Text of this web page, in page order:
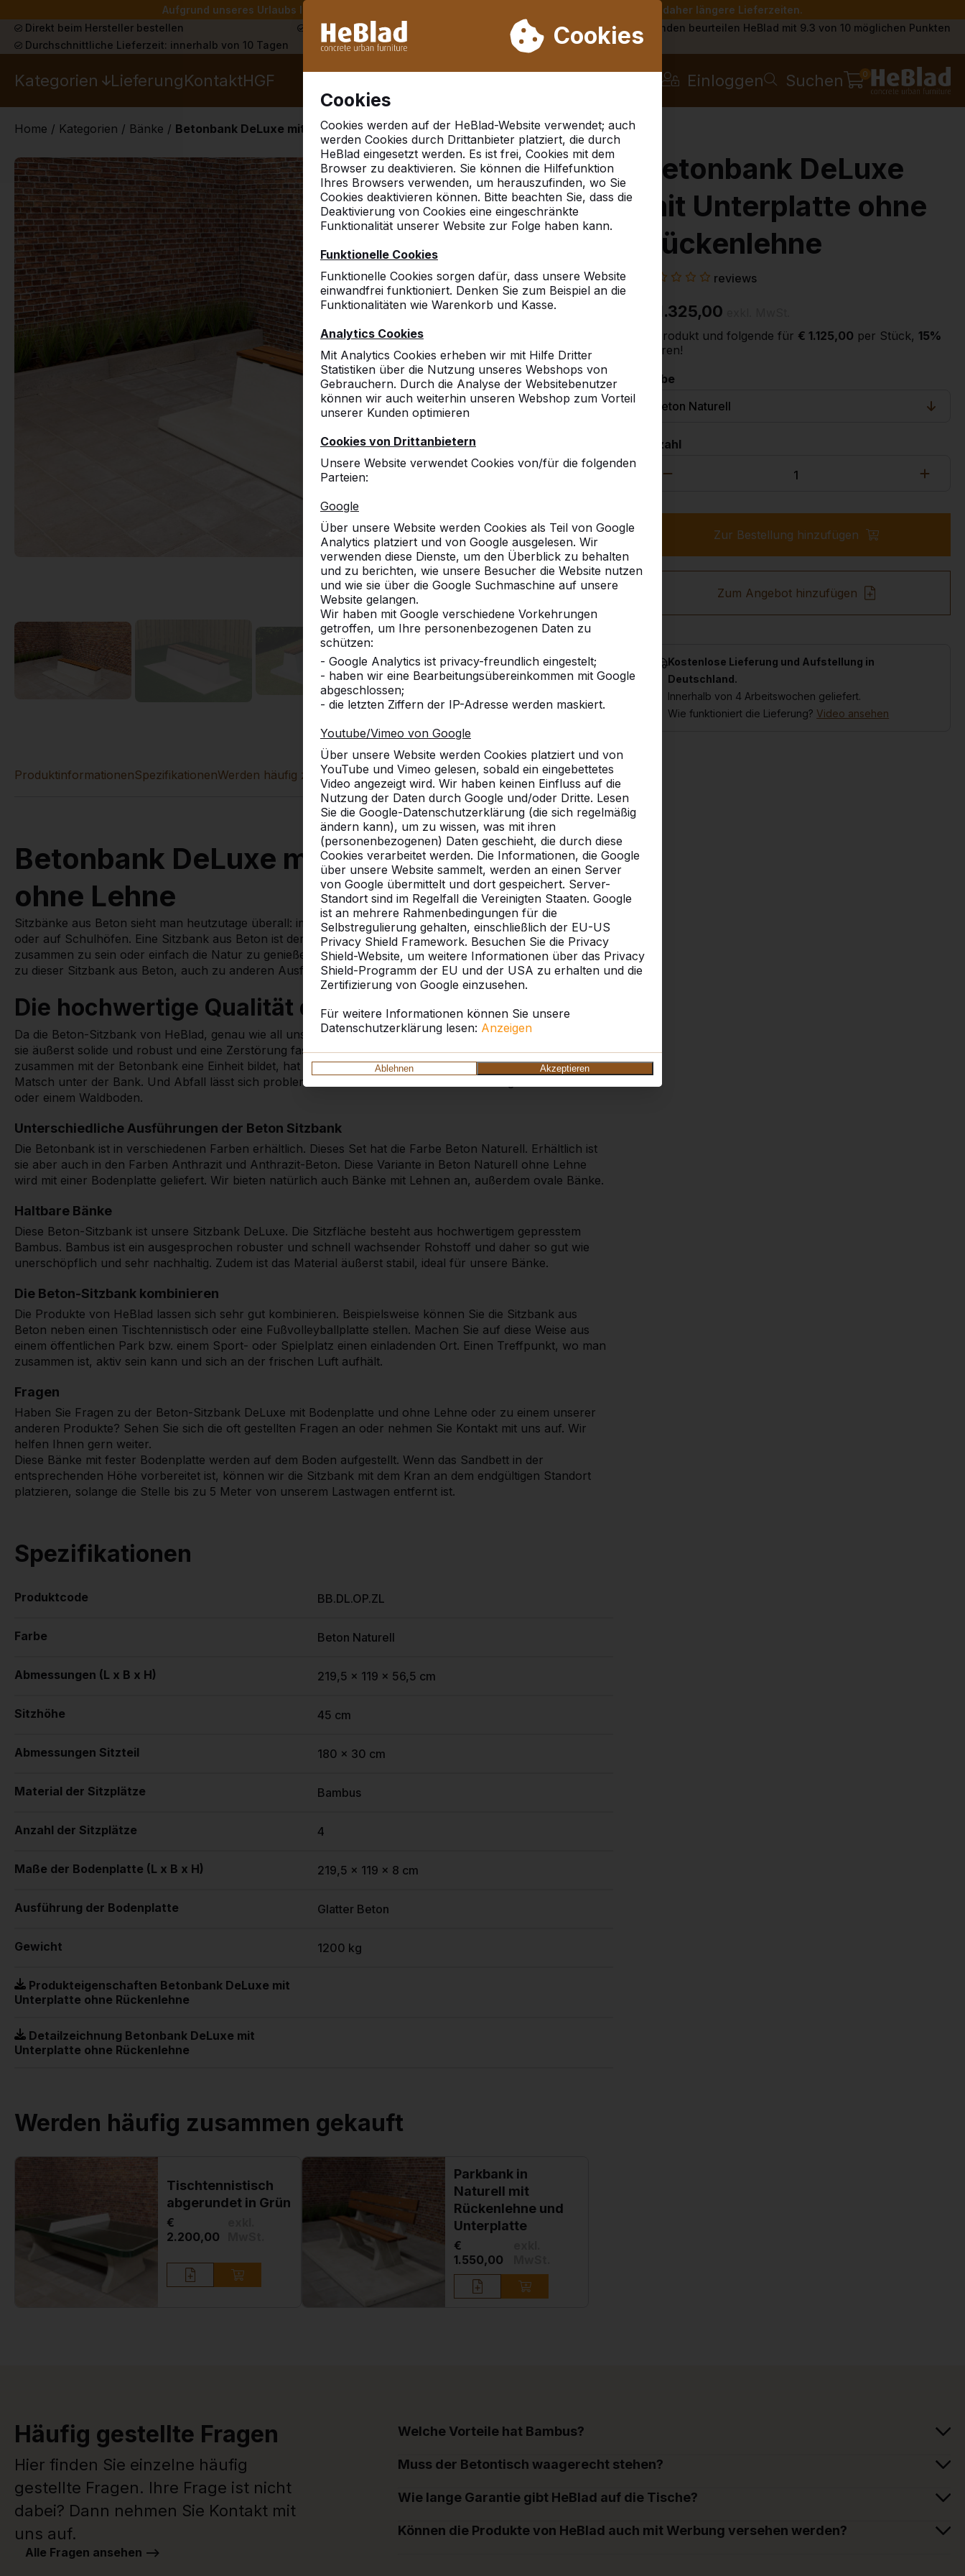
Aufgrund unseres Urlaubs liefern wir von Woche 31 bis Woche 33 nicht. Bitte berücksichtigen Sie daher längere Lieferzeiten.
Cookies
Cookies
Cookies werden auf der HeBlad-Website verwendet; auch
werden Cookies durch Drittanbieter platziert, die durch
HeBlad eingesetzt werden. Es ist frei, Cookies mit dem
Browser zu deaktivieren. Sie können die Hilfefunktion
Ihres Browsers verwenden, um herauszufinden, wo Sie
Cookies deaktivieren können. Bitte beachten Sie, dass die
Deaktivierung von Cookies eine eingeschränkte
Funktionalität unserer Website zur Folge haben kann.
Funktionelle Cookies
Funktionelle Cookies sorgen dafür, dass unsere Website
einwandfrei funktioniert. Denken Sie zum Beispiel an die
Funktionalitäten wie Warenkorb und Kasse.
Analytics Cookies
Mit Analytics Cookies erheben wir mit Hilfe Dritter
Statistiken über die Nutzung unseres Webshops von
Gebrauchern. Durch die Analyse der Websitebenutzer
können wir auch weiterhin unseren Webshop zum Vorteil
unserer Kunden optimieren
Cookies von Drittanbietern
Unsere Website verwendet Cookies von/für die folgenden
Parteien:
Google
Über unsere Website werden Cookies als Teil von Google
Analytics platziert und von Google ausgelesen. Wir
verwenden diese Dienste, um den Überblick zu behalten
und zu berichten, wie unsere Besucher die Website nutzen
und wie sie über die Google Suchmaschine auf unsere
Website gelangen.
Wir haben mit Google verschiedene Vorkehrungen
getroffen, um Ihre personenbezogenen Daten zu
schützen:
- Google Analytics ist privacy-freundlich eingestelt;
- haben wir eine Bearbeitungsübereinkommen mit Google
abgeschlossen;
- die letzten Ziffern der IP-Adresse werden maskiert.
Youtube/Vimeo von Google
Über unsere Website werden Cookies platziert und von
YouTube und Vimeo gelesen, sobald ein eingebettetes
Video angezeigt wird. Wir haben keinen Einfluss auf die
Nutzung der Daten durch Google und/oder Dritte. Lesen
Sie die Google-Datenschutzerklärung (die sich regelmäßig
ändern kann), um zu wissen, was mit ihren
(personenbezogenen) Daten geschieht, die durch diese
Cookies verarbeitet werden. Die Informationen, die Google
über unsere Website sammelt, werden an einen Server
von Google übermittelt und dort gespeichert. Server-
Standort sind im Regelfall die Vereinigten Staaten. Google
ist an mehrere Rahmenbedingungen für die
Selbstregulierung gehalten, einschließlich der EU-US
Privacy Shield Framework. Besuchen Sie die Privacy
Shield-Website, um weitere Informationen über das Privacy
Shield-Programm der EU und der USA zu erhalten und die
Zertifizierung von Google einzusehen.
Für weitere Informationen können Sie unsere
Datenschutzerklärung lesen: Anzeigen
Ablehnen Akzeptieren
Direkt beim Hersteller bestellen Schon mehr als 30.000 Produkten verkauft
Kunden beurteilen HeBlad mit 9.3 von 10 möglichen Punkten
Durchschnittliche Lieferzeit: innerhalb von 10 Tagen
Kategorien LieferungKontaktHGF Einloggen Suchen 0
Home / Kategorien / Bänke / Betonbank DeLuxe mit Unterplatte ohne Rückenlehne
Betonbank DeLuxe
mit Unterplatte ohne
Rückenlehne
reviews
€ 1.325,00
2. Produkt und folgende für € 1.125,00 per Stück, 15%
sparen!
Farbe
Anzahl
Zur Bestellung hinzufügen
Zum Angebot hinzufügen
Kostenlose Lieferung und Aufstellung in
Deutschland.
Innerhalb von 4 Arbeitswochen geliefert.
Wie funktioniert die Lieferung? Video ansehen
ProduktinformationenSpezifikationenWerden häufig zusammen gekauftVergleichbare Produkte
Betonbank DeLuxe mit Bodenplatte und
ohne Lehne
Sitzbänke aus Beton sieht man heutzutage überall: im Park, an Fahrradwegen, auf Spielplätzen, im Wald
oder auf Schulhöfen. Eine Sitzbank aus Beton ist der ideale Ort, um sich auszuruhen, mit anderen
zusammen zu sein oder einfach die Natur zu genießen. Auf unserer Website finden Sie mehr Informationen
zu dieser Sitzbank aus Beton, auch zu anderen Ausführungen und weiteren dazu passenden Produkten.
Die hochwertige Qualität der Betonbank
Da die Beton-Sitzbank von HeBlad, genau wie all unsere Produkte, aus sehr starkem Beton gefertigt wird, ist
sie äußerst solide und robust und eine Zerstörung fast unmöglich. Durch die Bodenplatte aus Beton, die
zusammen mit der Betonbank eine Einheit bildet, hat man viel weniger Probleme mit Schmutz, Gras oder
Matsch unter der Bank. Und Abfall lässt sich problemloser entfernen als von einem Untergrund aus Gras
oder einem Waldboden.
Unterschiedliche Ausführungen der Beton Sitzbank
Die Betonbank ist in verschiedenen Farben erhältlich. Dieses Set hat die Farbe Beton Naturell. Erhältlich ist
sie aber auch in den Farben Anthrazit und Anthrazit-Beton. Diese Variante in Beton Naturell ohne Lehne
wird mit einer Bodenplatte geliefert. Wir bieten natürlich auch Bänke mit Lehnen an, außerdem ovale Bänke.
Haltbare Bänke
Diese Beton-Sitzbank ist unsere Sitzbank DeLuxe. Die Sitzfläche besteht aus hochwertigem gepresstem
Bambus. Bambus ist ein ausgesprochen robuster und schnell wachsender Rohstoff und daher so gut wie
unerschöpflich und sehr nachhaltig. Zudem ist das Material äußerst stabil, ideal für unsere Bänke.
Die Beton-Sitzbank kombinieren
Die Produkte von HeBlad lassen sich sehr gut kombinieren. Beispielsweise können Sie die Sitzbank aus
Beton neben einen Tischtennistisch oder eine Fußvolleyballplatte stellen. Machen Sie auf diese Weise aus
einem öffentlichen Park bzw. einem Sport- oder Spielplatz einen einladenden Ort. Einen Treffpunkt, wo man
zusammen ist, aktiv sein kann und sich an der frischen Luft aufhält.
Fragen
Haben Sie Fragen zu der Beton-Sitzbank DeLuxe mit Bodenplatte und ohne Lehne oder zu einem unserer
anderen Produkte? Sehen Sie sich die oft gestellten Fragen an oder nehmen Sie Kontakt mit uns auf. Wir
helfen Ihnen gern weiter.
Diese Bänke mit fester Bodenplatte werden auf dem Boden aufgestellt. Wenn das Sandbett in der
entsprechenden Höhe vorbereitet ist, können wir die Sitzbank mit dem Kran an dem endgültigen Standort
platzieren, solange die Stelle bis zu 5 Meter von unserem Lastwagen entfernt ist.
Spezifikationen
Produktcode BB.DL.OP.ZL
Farbe Beton Naturell
Abmessungen (L x B x H) 219,5 x 119 x 56,5 cm
Sitzhöhe 45 cm
Abmessungen Sitzteil 180 x 30 cm
Material der Sitzplätze Bambus
Anzahl der Sitzplätze 4
Maße der Bodenplatte (L x B x H) 219,5 x 119 x 8 cm
Ausführung der Bodenplatte Glatter Beton
Gewicht 1200 kg
Produkteigenschaften Betonbank DeLuxe mit
Unterplatte ohne Rückenlehne
Detailzeichnung Betonbank DeLuxe mit
Unterplatte ohne Rückenlehne
Werden häufig zusammen gekauft
Tischtennistisch
abgerundet in Grün
€
2.200,00
Parkbank in
Naturell mit
Rückenlehne und
Unterplatte
€
1.550,00
Häufig gestellte Fragen
Hier finden Sie einzelne häufig
gestellte Fragen. Ihre Frage ist nicht
dabei? Dann nehmen Sie Kontakt mit
uns auf.
Alle Fragen ansehen -->
Welche Vorteile hat Bambus?
Muss der Betontisch waagerecht stehen?
Wie lange Garantie gibt HeBlad auf die Tische?
Können die Produkte von HeBlad auch mit Werbung versehen werden?